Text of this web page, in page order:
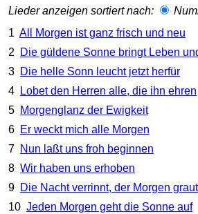
Lieder anzeigen sortiert nach:
1 All Morgen ist ganz frisch und neu
2
Die güldene Sonne bringt Leben
3 Die helle Sonn leucht jetzt herfür
4
Lobet den Herren alle, die ihn ehren
5 Morgenglanz der Ewigkeit
6 Er weckt mich alle Morgen
7 Nun laßt uns froh beginnen
8 Wir haben uns erhoben
9 Die Nacht verrinnt, der Morgen graut
10 Jeden Morgen geht die Sonne auf